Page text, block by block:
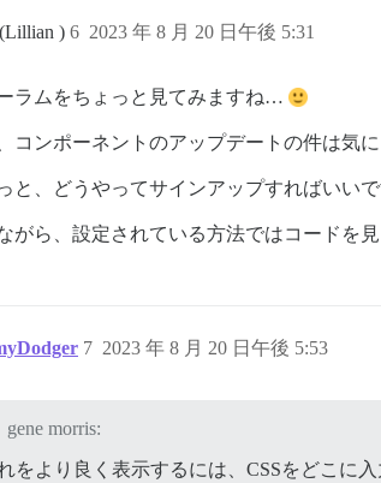
(Lillian ) 2023 年 8 月 20 日午後 5:31
6
ラムをちょっと見てみますね…
コンポーネントのアップデートの件は気
と、どうやってサインアップすればいい
がら、設定されている方法ではコードを
2023 年 8 月 20 日午後 5:53
7
gene morris:
をより良く表示するには、CSSをどこに